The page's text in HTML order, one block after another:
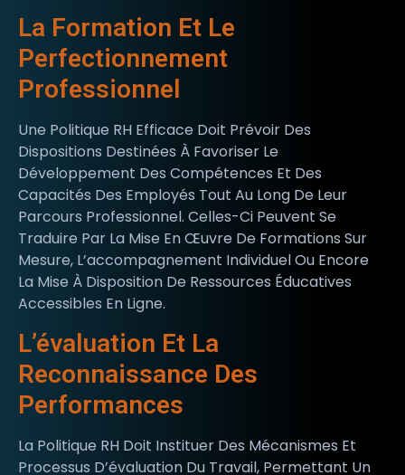
La Formation Et Le
Perfectionnement
Professionnel
Une Politique RH Efficace Doit Prévoir Des
Dispositions Destinées À Favoriser Le
Développement Des Compétences Et Des
Capacités Des Employés Tout Au Long De Leur
Parcours Professionnel. Celles-Ci Peuvent Se
Traduire Par La Mise En Œuvre De Formations Sur
Mesure, L’accompagnement Individuel Ou Encore
La Mise À Disposition De Ressources Éducatives
Accessibles En Ligne.
L’évaluation Et La
Reconnaissance Des
Performances
La Politique RH Doit Instituer Des Mécanismes Et
Processus D’évaluation Du Travail, Permettant Un